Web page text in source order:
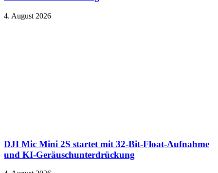
4. August 2026
DJI Mic Mini 2S startet mit 32-Bit-Float-Aufnahme
und KI-Geräuschunterdrückung